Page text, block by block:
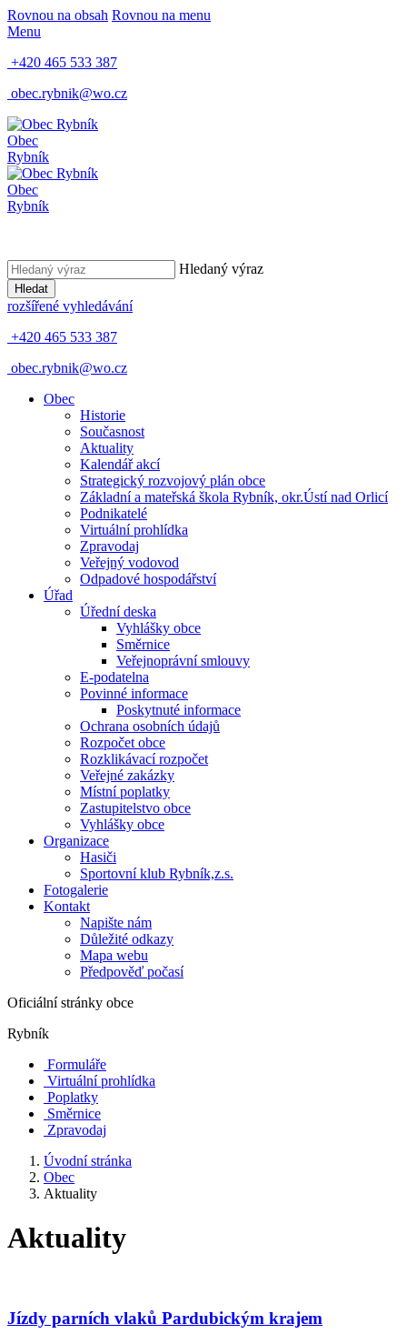
Rovnou na obsah Rovnou na menu
Menu
+420 465 533 387
obec.rybnik@wo.cz
Obec
Rybník
Obec
Rybník
Hledaný výraz
Hledat
rozšířené vyhledávání
+420 465 533 387
obec.rybnik@wo.cz
Obec
Historie
Současnost
Aktuality
Kalendář akcí
Strategický rozvojový plán obce
Základní a mateřská škola Rybník, okr.Ústí nad Orlicí
Podnikatelé
Virtuální prohlídka
Zpravodaj
Veřejný vodovod
Odpadové hospodářství
Úřad
Úřední deska
Vyhlášky obce
Směrnice
Veřejnoprávní smlouvy
E-podatelna
Povinné informace
Poskytnuté informace
Ochrana osobních údajů
Rozpočet obce
Rozklikávací rozpočet
Veřejné zakázky
Místní poplatky
Zastupitelstvo obce
Vyhlášky obce
Organizace
Hasiči
Sportovní klub Rybník,z.s.
Fotogalerie
Kontakt
Napište nám
Důležité odkazy
Mapa webu
Předpověď počasí
Oficiální stránky obce
Rybník
Formuláře
Virtuální prohlídka
Poplatky
Směrnice
Zpravodaj
Úvodní stránka
Obec
Aktuality
Aktuality
Jízdy parních vlaků Pardubickým krajem